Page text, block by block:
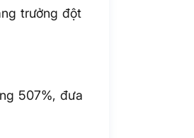
trưởng đột
507%, đưa